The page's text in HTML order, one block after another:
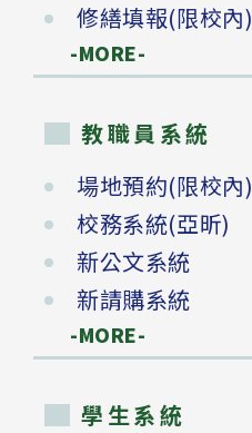
修繕填報(限校內)
-MORE-
教職員系統
場地預約(限校內)
校務系統(亞昕)
新公文系統
新請購系統
-MORE-
學生系統